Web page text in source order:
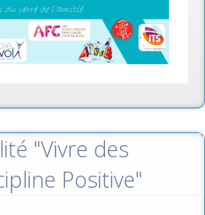
"Vivre des
Positive"